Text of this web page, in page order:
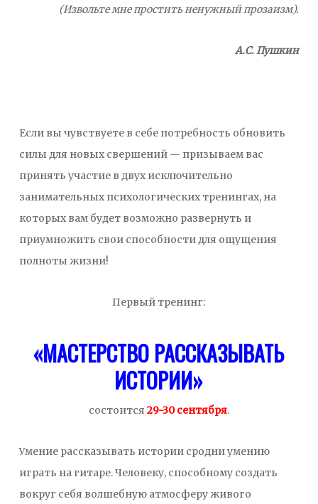
(Извольте мне простить ненужный прозаизм).
А.С. Пушкин
Если вы чувствуете в себе потребность обновить
силы для новых свершений — призываем вас
принять участие в двух исключительно
занимательных психологических тренингах, на
которых вам будет возможно развернуть и
приумножить свои способности для ощущения
полноты жизни!
Первый тренинг:
«МАСТЕРСТВО РАССКАЗЫВАТЬ
ИСТОРИИ»
состоится 29-30 сентября.
Умение рассказывать истории сродни умению
играть на гитаре. Человеку, способному создать
вокруг себя волшебную атмосферу живого